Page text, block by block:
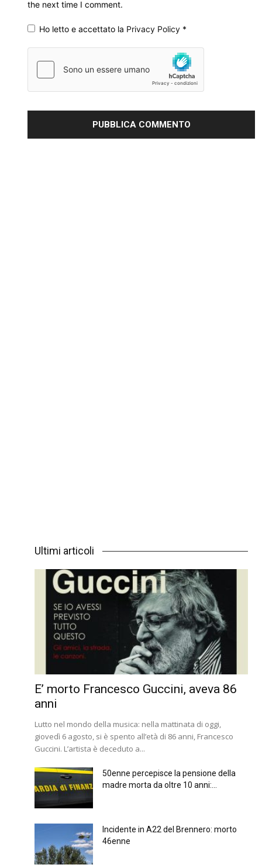
the next time I comment.
Ho letto e accettato la Privacy Policy *
Ultimi articoli
E’ morto Francesco Guccini, aveva 86
anni
Lutto nel mondo della musica: nella mattinata di oggi,
giovedì 6 agosto, si è spento all’età di 86 anni, Francesco
Guccini. L’artista è deceduto a...
50enne percepisce la pensione della
madre morta da oltre 10 anni:...
Incidente in A22 del Brennero: morto
46enne